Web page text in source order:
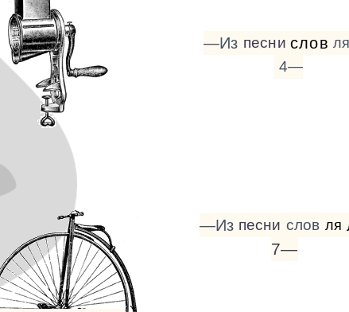
—Из песни слов
4—
—Из песни слов ля
7—